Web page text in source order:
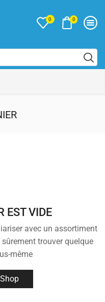
0 0
EST VIDE
avec un assortiment
trouver quelque
même